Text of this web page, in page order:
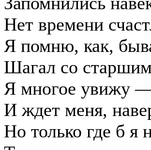
Нет времени
Я помню, как,
Шагал со
Я многое увижу
И ждет меня,
Но только где б